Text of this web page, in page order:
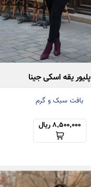
پلیور یقه اسکی جینا
بافت سبک و گرم
8,500,000 ریال